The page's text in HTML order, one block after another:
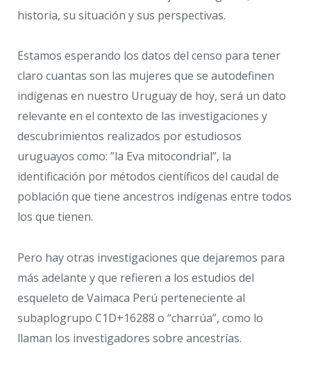
historia, su situación y sus perspectivas.
Estamos esperando los datos del censo para tener
claro cuantas son las mujeres que se autodefinen
indígenas en nuestro Uruguay de hoy, será un dato
relevante en el contexto de las investigaciones y
descubrimientos realizados por estudiosos
uruguayos como: ”la Eva mitocondrial”, la
identificación por métodos científicos del caudal de
población que tiene ancestros indígenas entre todos
los que tienen.
Pero hay otras investigaciones que dejaremos para
más adelante y que refieren a los estudios del
esqueleto de Vaimaca Perú perteneciente al
subaplogrupo C1D+16288 o “charrúa”, como lo
llaman los investigadores sobre ancestrías.